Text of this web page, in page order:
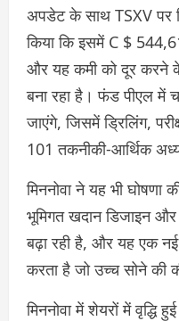
अपडेट के साथ TSXV पर
किया कि इसमें C $
और यह कमी को दूर करने
बना रहा है। फंड पीएल में
जाएंगे, जिसमें ड्रिलिंग,
101 तकनीकी-आर्थिक
मिननोवा ने यह भी
भूमिगत खदान डिजाइन
बढ़ा रही है, और यह एक
करता है जो उच्च सोने की
मिननोवा में शेयरों में वृद्धि